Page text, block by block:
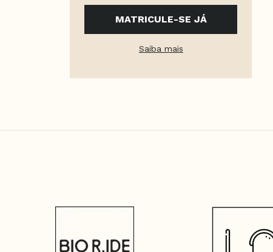
MATRICULE-SE JÁ
Saiba mais